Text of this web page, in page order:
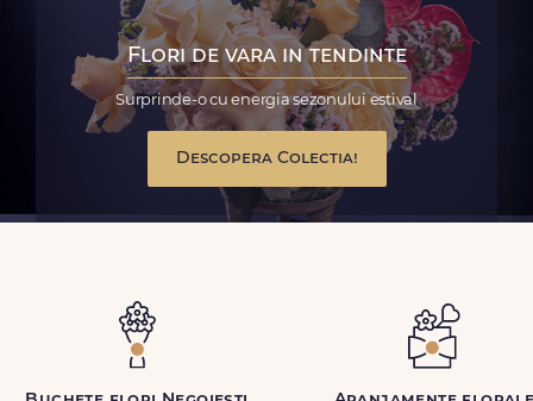
Flori de vara in tendinte
Surprinde-o cu energia sezonului estival
Descopera Colectia!